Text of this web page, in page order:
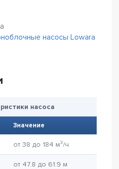
насосы Lowara
насоса
Значение
от 38 до 184 м³/ч
от 47.8 до 61.9 м